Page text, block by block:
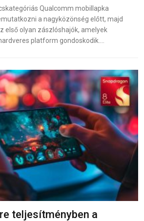
Qualcomm mobillapka
a nagyközönség előtt, majd
első olyan zászlóshajók, amelyek
platform gondoskodik.…
teljesítményben a